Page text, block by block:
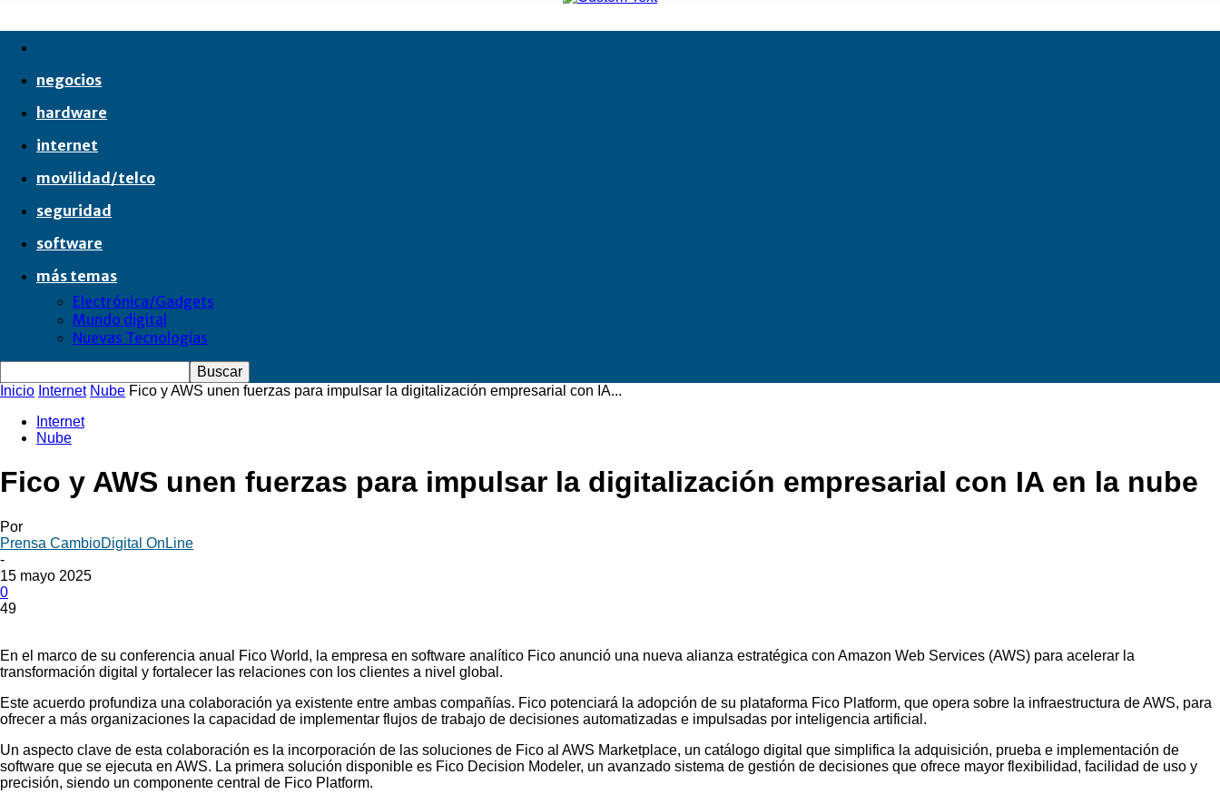
negocios
hardware
internet
movilidad/telco
seguridad
software
más temas
Electrónica/Gadgets
Mundo digital
Nuevas Tecnologías
Inicio Internet Nube Fico y AWS unen fuerzas para impulsar la digitalización empresarial con IA...
Internet
Nube
Fico y AWS unen fuerzas para impulsar la digitalización empresarial con IA en la nube
Por
Prensa CambioDigital OnLine
-
15 mayo 2025
0
49
En el marco de su conferencia anual Fico World, la empresa en software analítico Fico anunció una nueva alianza estratégica con Amazon Web Services (AWS) para acelerar la
transformación digital y fortalecer las relaciones con los clientes a nivel global.
Este acuerdo profundiza una colaboración ya existente entre ambas compañías. Fico potenciará la adopción de su plataforma Fico Platform, que opera sobre la infraestructura de AWS, para
ofrecer a más organizaciones la capacidad de implementar flujos de trabajo de decisiones automatizadas e impulsadas por inteligencia artificial.
Un aspecto clave de esta colaboración es la incorporación de las soluciones de Fico al AWS Marketplace, un catálogo digital que simplifica la adquisición, prueba e implementación de
software que se ejecuta en AWS. La primera solución disponible es Fico Decision Modeler, un avanzado sistema de gestión de decisiones que ofrece mayor flexibilidad, facilidad de uso y
precisión, siendo un componente central de Fico Platform.